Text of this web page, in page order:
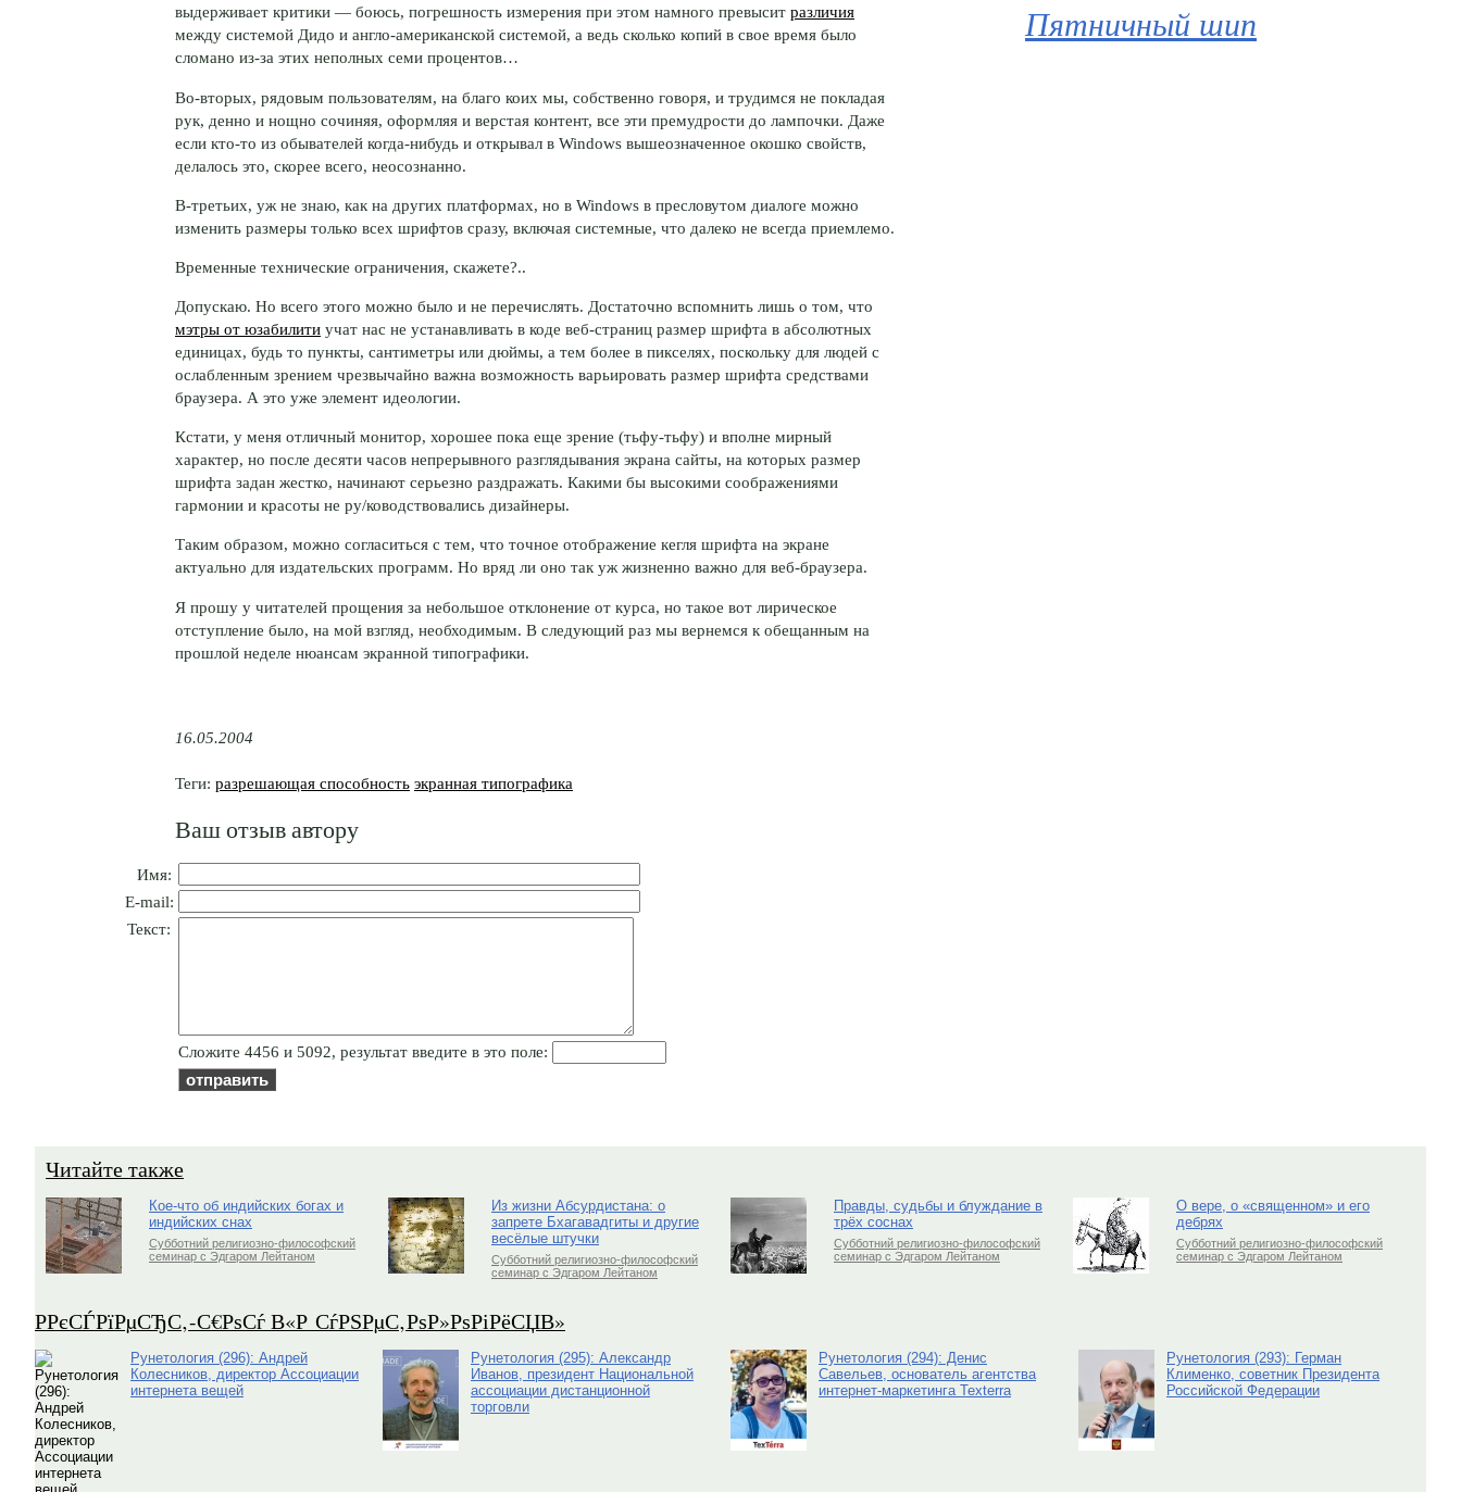
выдерживает критики — боюсь, погрешность измерения при этом намного превысит различия
между системой Дидо и англо-американской системой, а ведь сколько копий в свое время было
сломано из-за этих неполных семи процентов…
Во-вторых, рядовым пользователям, на благо коих мы, собственно говоря, и трудимся не покладая
рук, денно и нощно сочиняя, оформляя и верстая контент, все эти премудрости до лампочки. Даже
если кто-то из обывателей когда-нибудь и открывал в Windows вышеозначенное окошко свойств,
делалось это, скорее всего, неосознанно.
В-третьих, уж не знаю, как на других платформах, но в Windows в пресловутом диалоге можно
изменить размеры только всех шрифтов сразу, включая системные, что далеко не всегда приемлемо.
Временные технические ограничения, скажете?..
Допускаю. Но всего этого можно было и не перечислять. Достаточно вспомнить лишь о том, что
мэтры от юзабилити учат нас не устанавливать в коде веб-страниц размер шрифта в абсолютных
единицах, будь то пункты, сантиметры или дюймы, а тем более в пикселях, поскольку для людей с
ослабленным зрением чрезвычайно важна возможность варьировать размер шрифта средствами
браузера. А это уже элемент идеологии.
Кстати, у меня отличный монитор, хорошее пока еще зрение (тьфу-тьфу) и вполне мирный
характер, но после десяти часов непрерывного разглядывания экрана сайты, на которых размер
шрифта задан жестко, начинают серьезно раздражать. Какими бы высокими соображениями
гармонии и красоты не ру/ководствовались дизайнеры.
Таким образом, можно согласиться с тем, что точное отображение кегля шрифта на экране
актуально для издательских программ. Но вряд ли оно так уж жизненно важно для веб-браузера.
Я прошу у читателей прощения за небольшое отклонение от курса, но такое вот лирическое
отступление было, на мой взгляд, необходимым. В следующий раз мы вернемся к обещанным на
прошлой неделе нюансам экранной типографики.
16.05.2004
Теги: разрешающая способность экранная типографика
Ваш отзыв автору
Имя:
E-mail:
Текст:
Cлoжитe 4456 и 5092, результат введите в это поле:
Пятничный шип
Читайте также
Кое-что об индийских богах и
индийских снах
Субботний религиозно-философский
семинар с Эдгаром Лейтаном
Из жизни Абсурдистана: о
запрете Бхагавадгиты и другие
весёлые штучки
Субботний религиозно-философский
семинар с Эдгаром Лейтаном
Правды, судьбы и блуждание в
трёх соснах
Субботний религиозно-философский
семинар с Эдгаром Лейтаном
О вере, о «священном» и его
дебрях
Субботний религиозно-философский
семинар с Эдгаром Лейтаном
Р­РєСЃРїРµСЂС‚-С€РѕСѓ В«Р СѓРЅРµС‚РѕР»РѕРіРёСЏВ»
Рунетология (296): Андрей
Колесников, директор Ассоциации
интернета вещей
Рунетология (295): Александр
Иванов, президент Национальной
ассоциации дистанционной
торговли
Рунетология (294): Денис
Савельев, основатель агентства
интернет-маркетинга Texterra
Рунетология (293): Герман
Клименко, советник Президента
Российской Федерации